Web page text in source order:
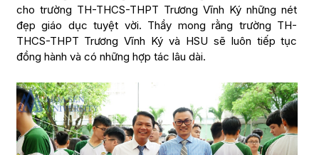
cho trường TH-THCS-THPT Trương Vĩnh Ký những nét
đẹp giáo dục tuyệt vời. Thầy mong rằng trường TH-
THCS-THPT Trương Vĩnh Ký và HSU sẽ luôn tiếp tục
đồng hành và có những hợp tác lâu dài.